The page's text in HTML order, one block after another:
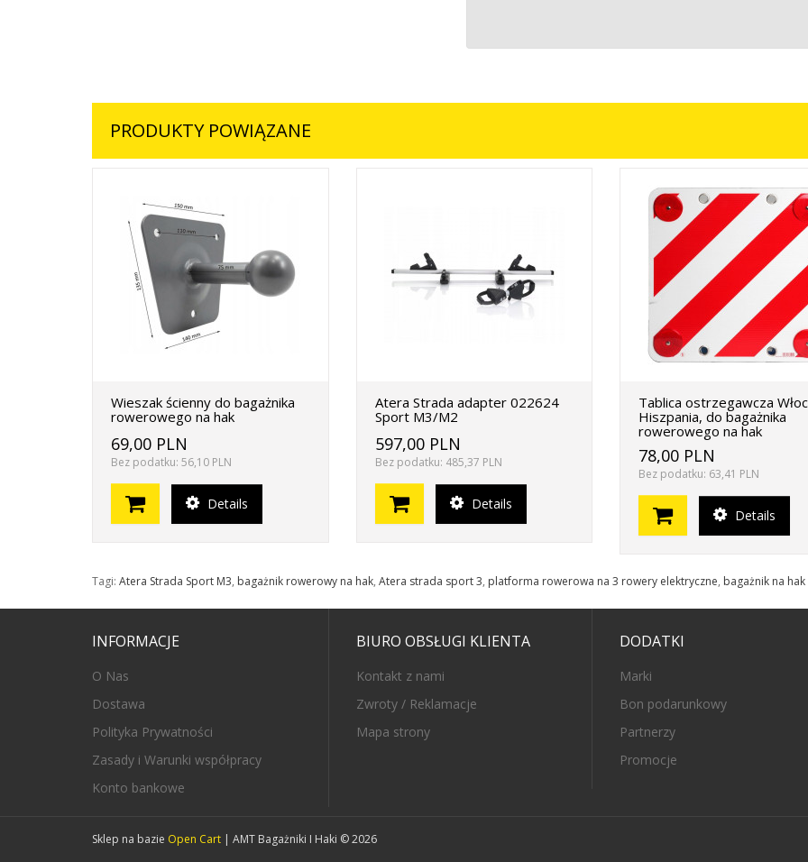
PRODUKTY POWIĄZANE
Wieszak ścienny do bagażnika
rowerowego na hak
69,00 PLN
Bez podatku: 56,10 PLN
Details
Atera Strada adapter 022624
Sport M3/M2
597,00 PLN
Bez podatku: 485,37 PLN
Details
Tablica ostrzegawcza
Hiszpania, do bagażnika
rowerowego na hak
78,00 PLN
Bez podatku: 63,41 PLN
Details
Tagi: Atera Strada Sport M3, bagażnik rowerowy na hak, Atera strada sport 3, platforma rowerowa na 3 rowery elektryczne, bagażnik na
INFORMACJE
O Nas
Dostawa
Polityka Prywatności
Zasady i Warunki współpracy
Konto bankowe
BIURO OBSŁUGI KLIENTA
Kontakt z nami
Zwroty / Reklamacje
Mapa strony
DODATKI
Marki
Bon podarunkowy
Partnerzy
Promocje
Sklep na bazie Open Cart | AMT Bagażniki I Haki © 2026